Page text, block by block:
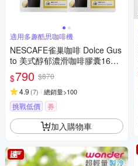
適用多趣酷思咖啡機
NESCAFE雀巢咖啡 Dolce Gus
to 美式醇郁濃滑咖啡膠囊16顆
X3盒
$790 $870
4.9 (7) 總銷量>100
挑戰低價 券
加入購物車